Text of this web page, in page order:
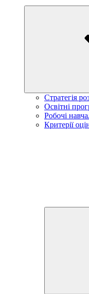
Стратегія
Освітні
Робочі
Критерії